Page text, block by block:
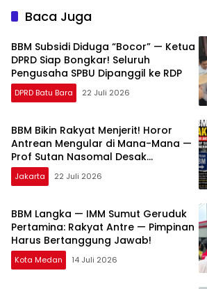
Baca Juga
BBM Subsidi Diduga “Bocor” — Ketua
DPRD Siap Bongkar! Seluruh
Pengusaha SPBU Dipanggil ke RDP
DPRD Batu Bara 22 Juli 2026
BBM Bikin Rakyat Menjerit! Horor
Antrean Mengular di Mana-Mana —
Prof Sutan Nasomal Desak
Pemerintah Bertindak Cepat
Jakarta 22 Juli 2026
BBM Langka — IMM Sumut Geruduk
Pertamina: Rakyat Antre — Pimpinan
Harus Bertanggung Jawab!
Kota Medan 14 Juli 2026